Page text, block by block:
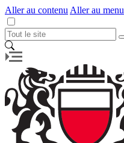
Aller au contenu Aller au menu